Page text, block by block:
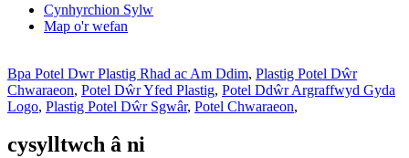
Cynhyrchion Sylw
Map o'r wefan
Bpa Potel Dwr Plastig Rhad ac Am Ddim, Plastig Potel Dŵr
Chwaraeon, Potel Dŵr Yfed Plastig, Potel Ddŵr Argraffwyd Gyda
Logo, Plastig Potel Dŵr Sgwâr, Potel Chwaraeon,
cysylltwch â ni